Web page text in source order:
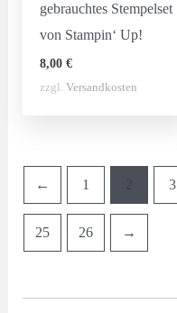
gebrauchtes Stempelset
von Stampin‘ Up!
8,00 €
zzgl. Versandkosten
← 1 2 3
25 26 →